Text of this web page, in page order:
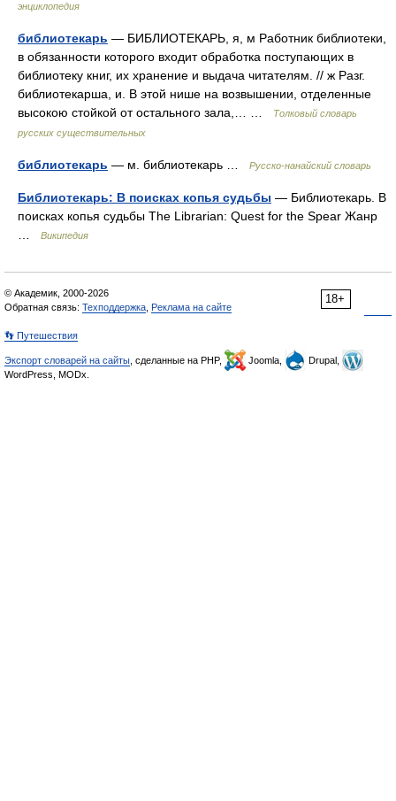
энциклопедия
библиотекарь — БИБЛИОТЕКАРЬ, я, м Работник библиотеки,
в обязанности которого входит обработка поступающих в
библиотеку книг, их хранение и выдача читателям. // ж Разг.
библиотекарша, и. В этой нише на возвышении, отделенные
высокою стойкой от остального зала,… …
Толковый словарь
русских существительных
библиотекарь — м. библиотекарь … Русско-нанайский словарь
Библиотекарь: В поисках копья судьбы — Библиотекарь. В
поисках копья судьбы The Librarian: Quest for the Spear Жанр
Википедия
18+
© Академик, 2000-2026
Обратная связь: Техподдержка Реклама на сайте
👣 Путешествия
Экспорт словарей на сайты , сделанные на PHP, Joomla,
Drupal,
WordPress, MODx.